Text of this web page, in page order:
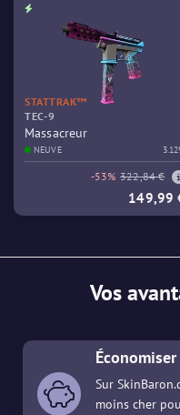
STATTRAK™
TEC-9
Massacreur
NEUVE
-53% 322,84 €
149,99
Vos
Économiser
Sur
moins cher